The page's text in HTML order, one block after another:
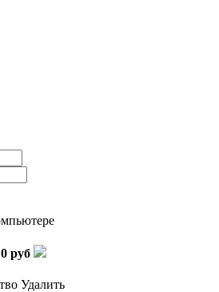
0 руб
Удалить